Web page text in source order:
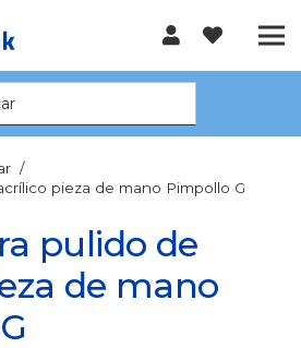
/
pieza de mano Pimpollo G
pulido de
de mano